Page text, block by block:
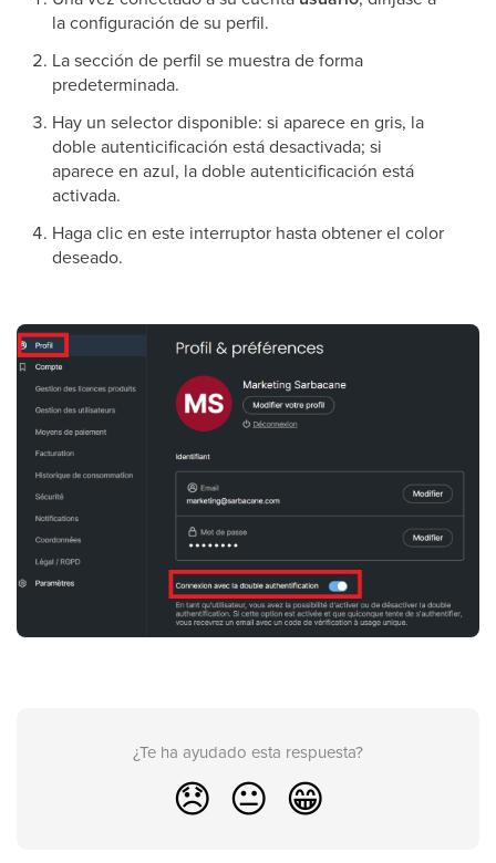
la configuración de su perfil.
La sección de perfil se muestra de forma
predeterminada.
Hay un selector disponible: si aparece en gris, la
doble autenticificación está desactivada; si
aparece en azul, la doble autenticificación está
activada.
Haga clic en este interruptor hasta obtener el color
deseado.
¿Te ha ayudado esta respuesta?
😞 😐 😁